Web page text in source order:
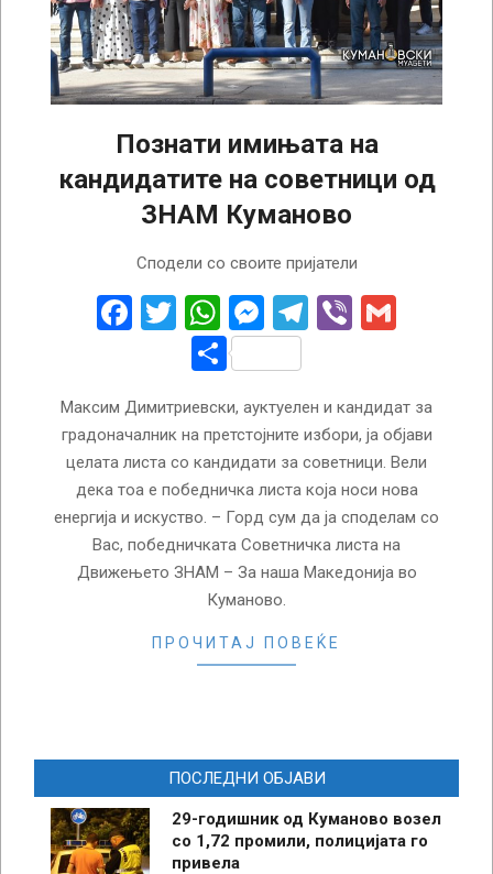
Познати имињата на
кандидатите на советници од
ЗНАМ Куманово
Сподели со своите пријатели
Facebook
Twitter
WhatsApp
Messenger
Telegram
Viber
Share
Максим Димитриевски, ауктуелен и кандидат за
градоначалник на претстојните избори, ја објави
целата листа со кандидати за советници. Вели
дека тоа е победничка листа која носи нова
енергија и искуство. – Горд сум да ја споделам со
Вас, победничката Советничка листа на
Движењето ЗНАМ – За наша Македонија во
Куманово.
ПРОЧИТАЈ ПОВЕЌЕ
ПОСЛЕДНИ ОБЈАВИ
29-годишник од Куманово возел
со 1,72 промили, полицијата го
привела